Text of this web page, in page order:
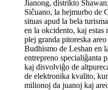
Jianong, distrikto
Siĉuano, la hejmurbo de
situas apud la bela
en la okcidento, kaj
plej granda pitoreska
Budhismo de Leshan en
entrepreno specialiĝanta
kaj disvolviĝo de
de elektronika kvalito,
milionoj da juanoj kaj